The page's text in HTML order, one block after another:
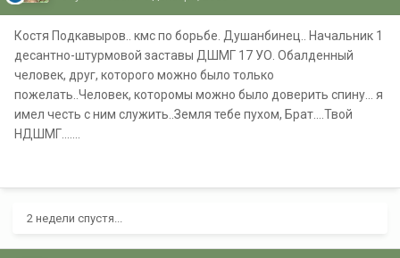
Костя Подкавыров.. кмс по борьбе. Душанбинец.. Начальник 1
десантно-штурмовой заставы ДШМГ 17 УО. Обалденный
человек, друг, которого можно было только
пожелать..Человек, которомы можно было доверить спину... я
имел честь с ним служить..Земля тебе пухом, Брат....Твой
НДШМГ.......
2 недели спустя...